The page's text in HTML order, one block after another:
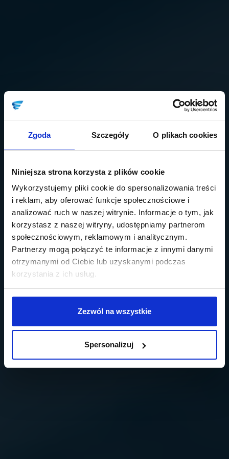
Zgoda Szczegóły O plikach cookies
Niniejsza strona korzysta z plików cookie
Wykorzystujemy pliki cookie do spersonalizowania treści
i reklam, aby oferować funkcje społecznościowe i
analizować ruch w naszej witrynie. Informacje o tym, jak
korzystasz z naszej witryny, udostępniamy partnerom
społecznościowym, reklamowym i analitycznym.
Partnerzy mogą połączyć te informacje z innymi danymi
otrzymanymi od Ciebie lub uzyskanymi podczas
korzystania z ich usług.
Zezwól na wszystkie
Spersonalizuj